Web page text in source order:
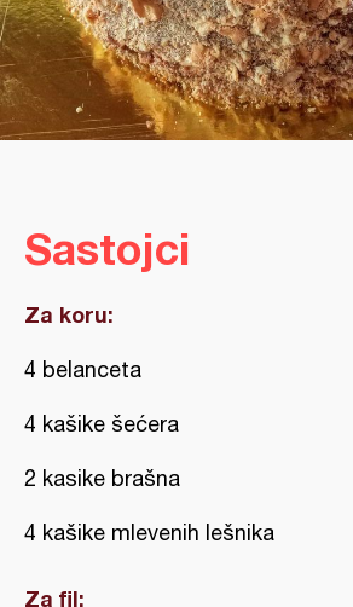
Sastojci
Za koru:
4 belanceta
4 kašike šećera
2 kasike brašna
4 kašike mlevenih lešnika
Za fil: